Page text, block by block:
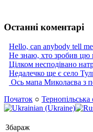
Останні коментарі
Hello, can anybody tell
Не знаю, хто зробив цю
Цілком несподівано
Недалечко ще є село
Ось мапа Миколаєва з
Початок ○ Тернопільська
Збараж